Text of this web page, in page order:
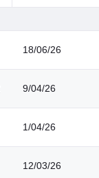
18/06/26
9/04/26
1/04/26
12/03/26